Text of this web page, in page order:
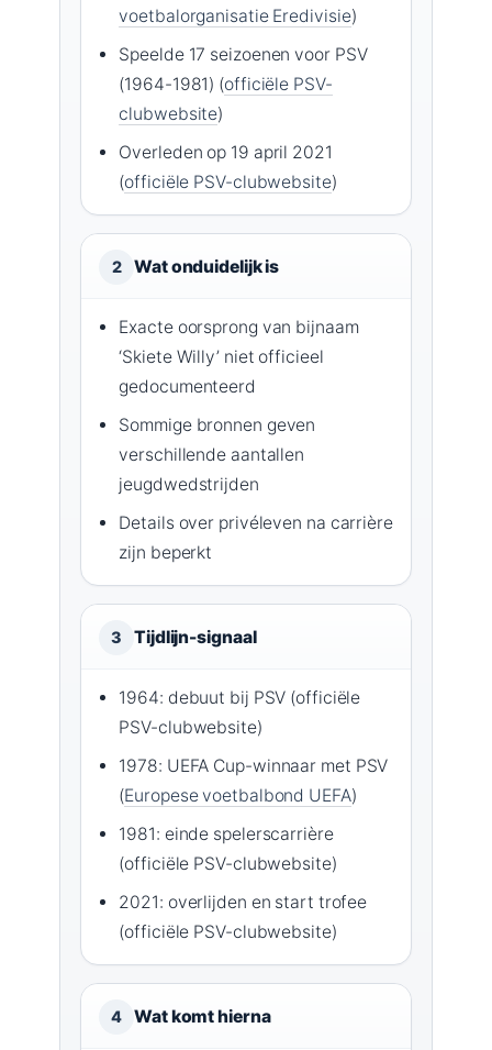
voetbalorganisatie Eredivisie)
Speelde 17 seizoenen voor PSV
(1964-1981) (officiële PSV-
clubwebsite)
Overleden op 19 april 2021
(officiële PSV-clubwebsite)
2 Wat onduidelijk is
Exacte oorsprong van bijnaam
‘Skiete Willy’ niet officieel
gedocumenteerd
Sommige bronnen geven
verschillende aantallen
jeugdwedstrijden
Details over privéleven na carrière
zijn beperkt
3 Tijdlijn-signaal
1964: debuut bij PSV (officiële
PSV-clubwebsite)
1978: UEFA Cup-winnaar met PSV
(Europese voetbalbond UEFA)
1981: einde spelerscarrière
(officiële PSV-clubwebsite)
2021: overlijden en start trofee
(officiële PSV-clubwebsite)
4 Wat komt hierna